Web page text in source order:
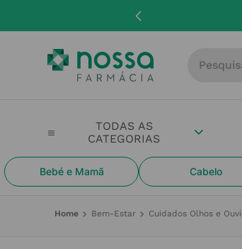
Bebé e Mamã Cabelo
Bem-Estar Cuidados Olhos e